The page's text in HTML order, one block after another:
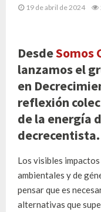
19 de abril de 2024
DesdeSomos
lanzamos el
en
reflexión
de la energía
decrecentista.
Los visibles
ambientales y de
pensar que es
alternativas que